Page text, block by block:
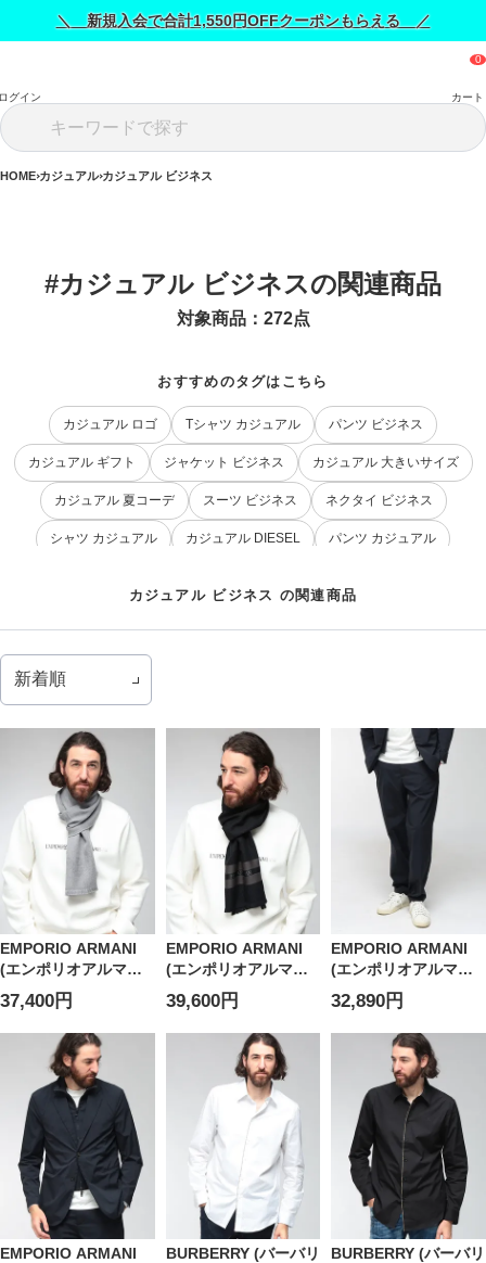
＼ 新規入会で合計1,550円OFFクーポンもらえる ／
グイン カート
HOME カジュアル カジュアル ビジネス
#カジュアル ビジネスの関連商品
対象商品： 272点
おすすめのタグはこちら
カジュアル ロゴ Tシャツ カジュアル パンツ ビジネス
カジュアル ギフト ジャケット ビジネス カジュアル 大きいサイズ
カジュアル 夏コーデ スーツ ビジネス ネクタイ ビジネス
シャツ カジュアル カジュアル DIESEL パンツ カジュアル
ワイシャツ ビジネス
カジュアル ビジネス の関連商品
EMPORIO ARMANI
(エンポリオアルマー
ニ) メンズ マフラー
イーグルロゴ フリン
ジ ストール
EAEM7068AF28986
37,400円
EMPORIO ARMANI
(エンポリオアルマー
ニ) メンズ マフラー
シルク混 ライン ロゴ
刺繍 ストール
EAEM7064AF28982
39,600円
EMPORIO ARMANI
(エンポリオアルマー
ニ) メンズ スラックス
セットアップ対応 ス
トレッチナイロン ス
トレートレッグ トラ
EAEM6769AF27876
32,890円
EMPORIO ARMANI
BURBERRY (バーバリ
BURBERRY (バーバリ